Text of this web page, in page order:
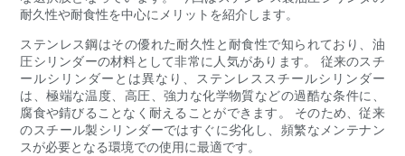
耐久性や耐食性を中心にメリットを紹介します。
ステンレス鋼はその優れた耐久性と耐食性で知られており、油
圧シリンダーの材料として非常に人気があります。 従来のスチ
ールシリンダーとは異なり、ステンレススチールシリンダー
は、極端な温度、高圧、強力な化学物質などの過酷な条件に、
腐食や錆びることなく耐えることができます。 そのため、従来
のスチール製シリンダーではすぐに劣化し、頻繁なメンテナン
スが必要となる環境での使用に最適です。